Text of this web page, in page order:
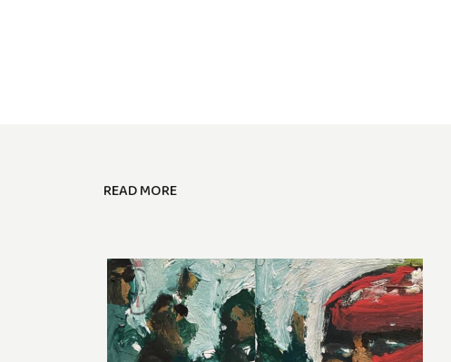
READ MORE